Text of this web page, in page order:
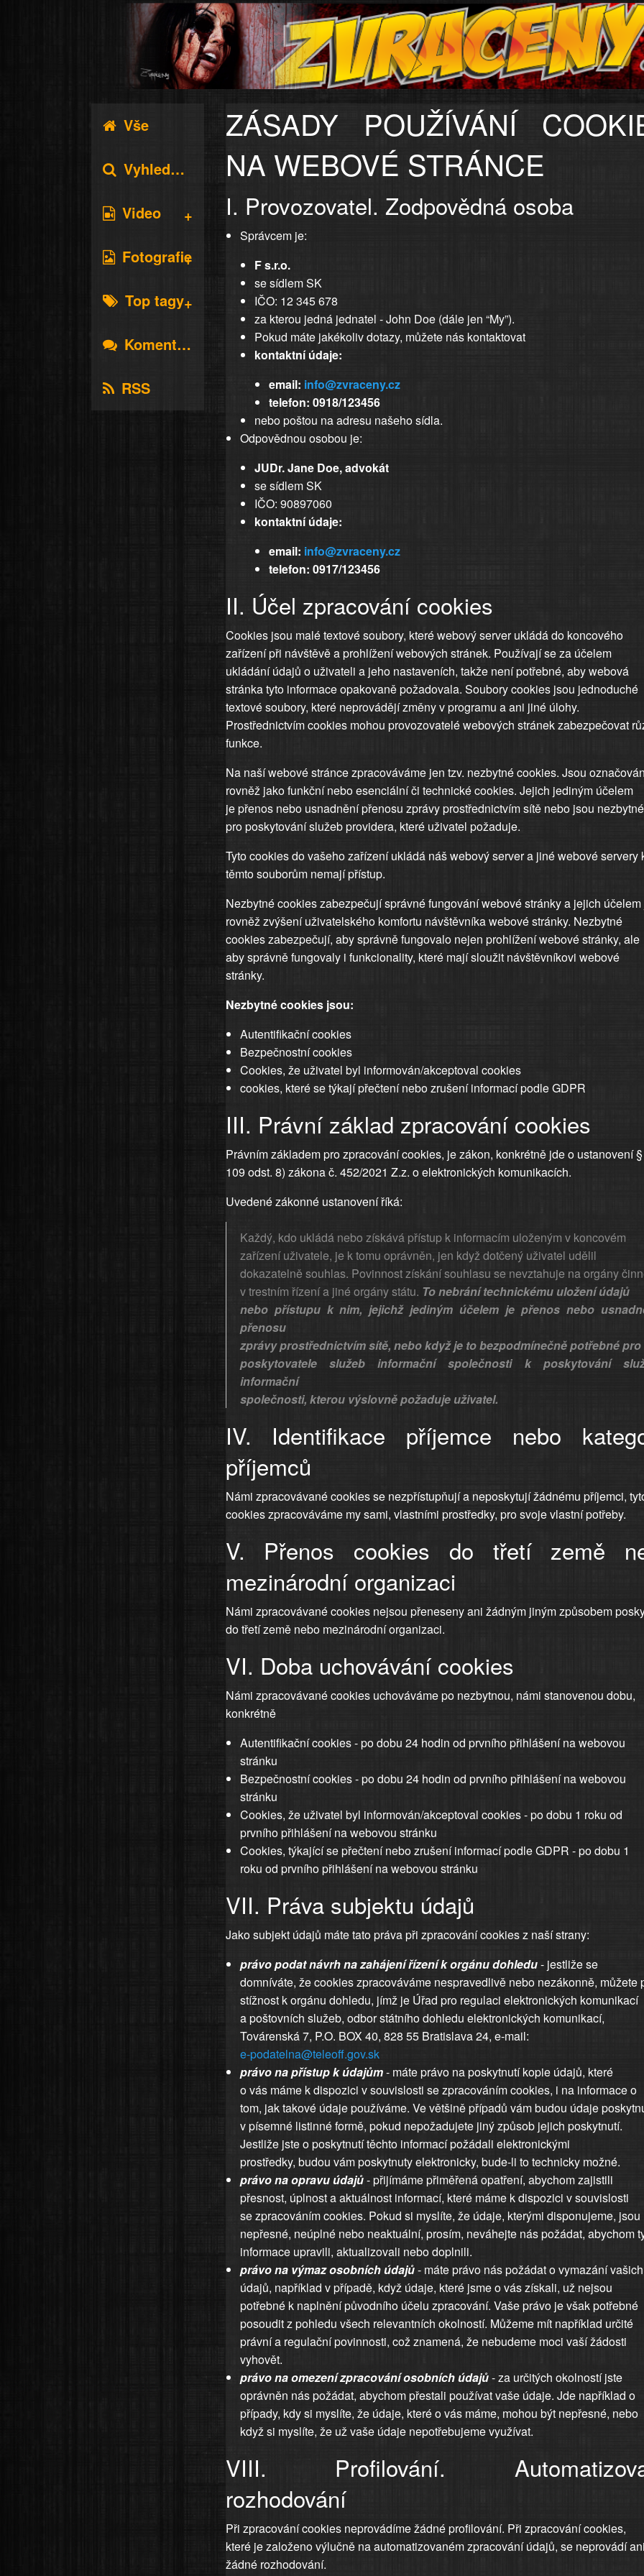
Vše
Vyhledávání
Video
Fotografie
Top tagy
Komentáře
RSS
ZÁSADY POUŽÍVÁNÍ
NA WEBOVÉ STRÁNCE
I. Provozovatel. Zodpovědná osoba
Správcem je:
F s.r.o.
se sídlem SK
IČO: 12 345 678
za kterou jedná jednatel - John Doe (dále jen “My”).
Pokud máte jakékoliv dotazy, můžete nás kontaktovat
kontaktní údaje:
email: info@zvraceny.cz
telefon: 0918/123456
nebo poštou na adresu našeho sídla.
Odpovědnou osobou je:
JUDr. Jane Doe, advokát
se sídlem SK
IČO: 90897060
kontaktní údaje:
email: info@zvraceny.cz
telefon: 0917/123456
II. Účel zpracování cookies
Cookies jsou malé textové soubory, které webový server ukládá do koncového
zařízení při návštěvě a prohlížení webových stránek. Používají se za účelem
ukládání údajů o uživateli a jeho nastaveních, takže není potřebné, aby webová
stránka tyto informace opakovaně požadovala. Soubory cookies jsou jednoduché
textové soubory, které neprovádějí změny v programu a ani jiné úlohy.
Prostřednictvím cookies mohou provozovatelé webových stránek zabezpečovat
funkce.
Na naší webové stránce zpracováváme jen tzv. nezbytné cookies. Jsou
rovněž jako funkční nebo esenciální či technické cookies. Jejich jediným účelem
je přenos nebo usnadnění přenosu zprávy prostřednictvím sítě nebo jsou nezbytné
pro poskytování služeb providera, které uživatel požaduje.
Tyto cookies do vašeho zařízení ukládá náš webový server a jiné webové servery
těmto souborům nemají přístup.
Nezbytné cookies zabezpečují správné fungování webové stránky a jejich účelem
rovněž zvýšení uživatelského komfortu návštěvníka webové stránky. Nezbytné
cookies zabezpečují, aby správně fungovalo nejen prohlížení webové stránky, ale
aby správně fungovaly i funkcionality, které mají sloužit návštěvníkovi webové
stránky.
Nezbytné cookies jsou:
Autentifikační cookies
Bezpečnostní cookies
Cookies, že uživatel byl informován/akceptoval cookies
cookies, které se týkají přečtení nebo zrušení informací podle GDPR
III. Právní základ zpracování cookies
Právním základem pro zpracování cookies, je zákon, konkrétně jde o ustanovení §
109 odst. 8) zákona č. 452/2021 Z.z. o elektronických komunikacích.
Uvedené zákonné ustanovení říká:
Každý, kdo ukládá nebo získává přístup k informacím uloženým v koncovém
zařízení uživatele, je k tomu oprávněn, jen když dotčený uživatel udělil
dokazatelně souhlas. Povinnost získání souhlasu se nevztahuje na orgány
v trestním řízení a jiné orgány státu. To nebrání technickému uložení údajů
nebo přístupu k nim, jejichž jediným účelem je přenos nebo
přenosu
zprávy prostřednictvím sítě, nebo když je to bezpodmínečně potřebné pro
poskytovatele služeb informační společnosti k poskytování
informační
společnosti, kterou výslovně požaduje uživatel.
IV. Identifikace příjemce nebo
příjemců
Námi zpracovávané cookies se nezpřístupňují a neposkytují žádnému příjemci,
cookies zpracováváme my sami, vlastními prostředky, pro svoje vlastní potřeby.
V. Přenos cookies do třetí země
mezinárodní organizaci
Námi zpracovávané cookies nejsou přeneseny ani žádným jiným způsobem
do třetí země nebo mezinárodní organizaci.
VI. Doba uchovávání cookies
Námi zpracovávané cookies uchováváme po nezbytnou, námi stanovenou dobu,
konkrétně
Autentifikační cookies - po dobu 24 hodin od prvního přihlášení na webovou
stránku
Bezpečnostní cookies - po dobu 24 hodin od prvního přihlášení na webovou
stránku
Cookies, že uživatel byl informován/akceptoval cookies - po dobu 1 roku od
prvního přihlášení na webovou stránku
Cookies, týkající se přečtení nebo zrušení informací podle GDPR - po dobu 1
roku od prvního přihlášení na webovou stránku
VII. Práva subjektu údajů
Jako subjekt údajů máte tato práva při zpracování cookies z naší strany:
právo podat návrh na zahájení řízení k orgánu dohledu- jestliže se
domníváte, že cookies zpracováváme nespravedlivě nebo nezákonně, můžete
stížnost k orgánu dohledu, jímž je Úřad pro regulaci elektronických komunikací
a poštovních služeb, odbor státního dohledu elektronických komunikací,
Továrenská 7, P.O. BOX 40, 828 55 Bratislava 24, e-mail:
e-podatelna@teleoff.gov.sk
právo na přístup k údajům- máte právo na poskytnutí kopie údajů, které
o vás máme k dispozici v souvislosti se zpracováním cookies, i na informace o
tom, jak takové údaje používáme. Ve většině případů vám budou údaje
v písemné listinné formě, pokud nepožadujete jiný způsob jejich poskytnutí.
Jestliže jste o poskytnutí těchto informací požádali elektronickými
prostředky, budou vám poskytnuty elektronicky, bude-li to technicky možné.
právo na opravu údajů- přijímáme přiměřená opatření, abychom zajistili
přesnost, úplnost a aktuálnost informací, které máme k dispozici v souvislosti
se zpracováním cookies. Pokud si myslíte, že údaje, kterými disponujeme, jsou
nepřesné, neúplné nebo neaktuální, prosím, neváhejte nás požádat, abychom
informace upravili, aktualizovali nebo doplnili.
právo na výmaz osobních údajů- máte právo nás požádat o vymazání vašich
údajů, například v případě, když údaje, které jsme o vás získali, už nejsou
potřebné k naplnění původního účelu zpracování. Vaše právo je však potřebné
posoudit z pohledu všech relevantních okolností. Můžeme mít například určité
právní a regulační povinnosti, což znamená, že nebudeme moci vaší žádosti
vyhovět.
právo na omezení zpracování osobních údajů- za určitých okolností jste
oprávněn nás požádat, abychom přestali používat vaše údaje. Jde například o
případy, kdy si myslíte, že údaje, které o vás máme, mohou být nepřesné, nebo
když si myslíte, že už vaše údaje nepotřebujeme využívat.
VIII. Profilování.
rozhodování
Při zpracování cookies neprovádíme žádné profilování. Při zpracování cookies,
které je založeno výlučně na automatizovaném zpracování údajů, se neprovádí
žádné rozhodování.